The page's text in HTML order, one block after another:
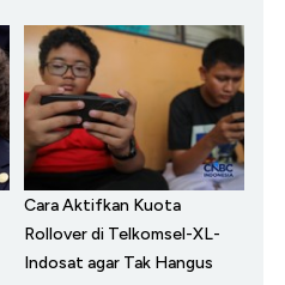
Cara Aktifkan Kuota
Rollover di Telkomsel-XL-
Indosat agar Tak Hangus